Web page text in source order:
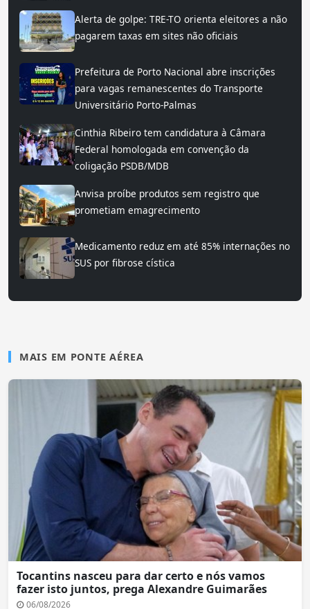
Alerta de golpe: TRE-TO orienta eleitores a não
pagarem taxas em sites não oficiais
Prefeitura de Porto Nacional abre inscrições
para vagas remanescentes do Transporte
Universitário Porto-Palmas
Cinthia Ribeiro tem candidatura à Câmara
Federal homologada em convenção da
coligação PSDB/MDB
Anvisa proíbe produtos sem registro que
prometiam emagrecimento
Medicamento reduz em até 85% internações no
SUS por fibrose cística
MAIS EM PONTE AÉREA
Tocantins nasceu para dar certo e nós vamos
fazer isto juntos, prega Alexandre Guimarães
06/08/2026